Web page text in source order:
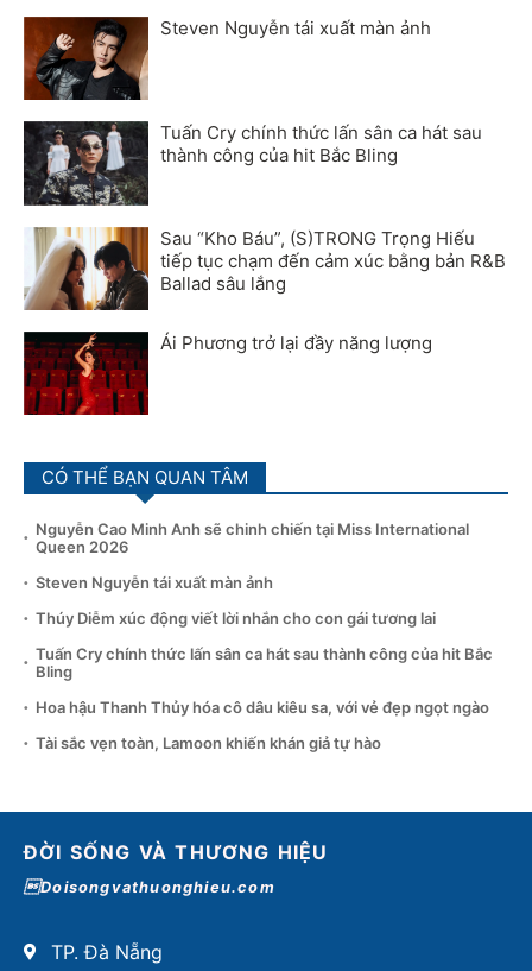
Steven Nguyễn tái xuất màn ảnh
Tuấn Cry chính thức lấn sân ca hát sau
thành công của hit Bắc Bling
Sau “Kho Báu”, (S)TRONG Trọng Hiếu
tiếp tục chạm đến cảm xúc bằng bản R&B
Ballad sâu lắng
Ái Phương trở lại đầy năng lượng
CÓ THỂ BẠN QUAN TÂM
Nguyễn Cao Minh Anh sẽ chinh chiến tại Miss International
Queen 2026
Steven Nguyễn tái xuất màn ảnh
Thúy Diễm xúc động viết lời nhắn cho con gái tương lai
Tuấn Cry chính thức lấn sân ca hát sau thành công của hit Bắc
Bling
Hoa hậu Thanh Thủy hóa cô dâu kiêu sa, với vẻ đẹp ngọt ngào
Tài sắc vẹn toàn, Lamoon khiến khán giả tự hào
ĐỜI SỐNG VÀ THƯƠNG HIỆU
Doisongvathuonghieu.com
TP. Đà Nẵng